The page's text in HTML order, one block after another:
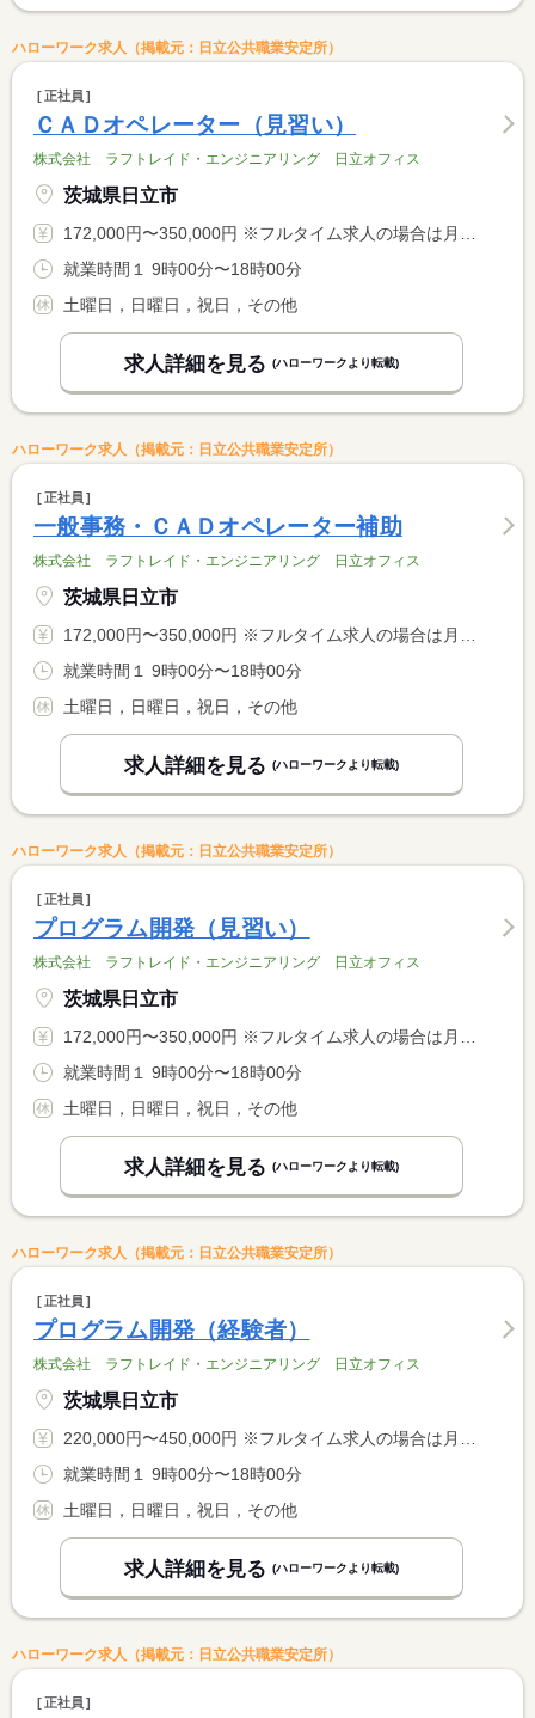
ハローワーク求人（掲載元：日立公共職業安定所）
正社員
ＣＡＤオペレーター（見習い）
株式会社 ラフトレイド・エンジニアリング 日立オフィス
茨城県日立市
172,000円〜350,000円 ※フルタイム求人の場合は月額（換算額）、パート求人の場合は時間額を表示しています。
就業時間１ 9時00分〜18時00分
土曜日，日曜日，祝日，その他
求人詳細を見る (ハローワークより転載)
ハローワーク求人（掲載元：日立公共職業安定所）
正社員
一般事務・ＣＡＤオペレーター補助
株式会社 ラフトレイド・エンジニアリング 日立オフィス
茨城県日立市
172,000円〜350,000円 ※フルタイム求人の場合は月額（換算額）、パート求人の場合は時間額を表示しています。
就業時間１ 9時00分〜18時00分
土曜日，日曜日，祝日，その他
求人詳細を見る (ハローワークより転載)
ハローワーク求人（掲載元：日立公共職業安定所）
正社員
プログラム開発（見習い）
株式会社 ラフトレイド・エンジニアリング 日立オフィス
茨城県日立市
172,000円〜350,000円 ※フルタイム求人の場合は月額（換算額）、パート求人の場合は時間額を表示しています。
就業時間１ 9時00分〜18時00分
土曜日，日曜日，祝日，その他
求人詳細を見る (ハローワークより転載)
ハローワーク求人（掲載元：日立公共職業安定所）
正社員
プログラム開発（経験者）
株式会社 ラフトレイド・エンジニアリング 日立オフィス
茨城県日立市
220,000円〜450,000円 ※フルタイム求人の場合は月額（換算額）、パート求人の場合は時間額を表示しています。
就業時間１ 9時00分〜18時00分
土曜日，日曜日，祝日，その他
求人詳細を見る (ハローワークより転載)
ハローワーク求人（掲載元：日立公共職業安定所）
正社員